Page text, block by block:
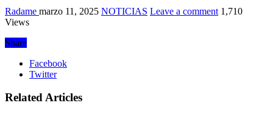
Radame marzo 11, 2025 NOTICIAS Leave a comment 1,710
Views
Share
Facebook
Twitter
Related Articles